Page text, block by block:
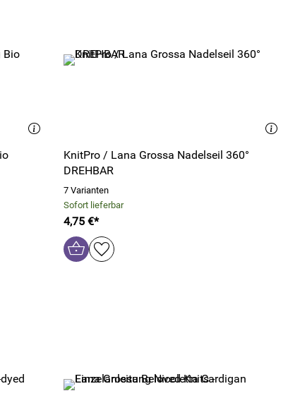
KnitPro / Lana Grossa Nadelseil 360°
DREHBAR
7 Varianten
Sofort lieferbar
4,75 €*